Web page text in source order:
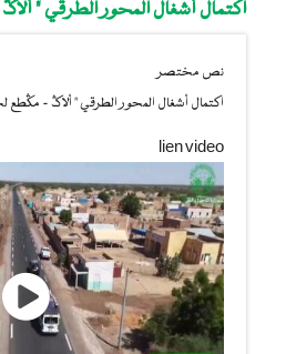
اكتمال أشغال المحور الطرقي "
نص مختصر
اكتمال أشغال المحور الطرقي " ألاگ - مگطع
lien video